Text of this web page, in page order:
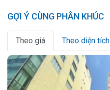
GỢI Ý CÙNG PHÂN KHÚC
Theo giá Theo diện tích